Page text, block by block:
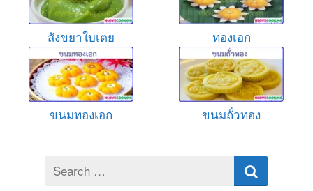
สังขยาใบเตย ทองเอก
ขนมทองเอก ขนมถั่วทอง
Search
for